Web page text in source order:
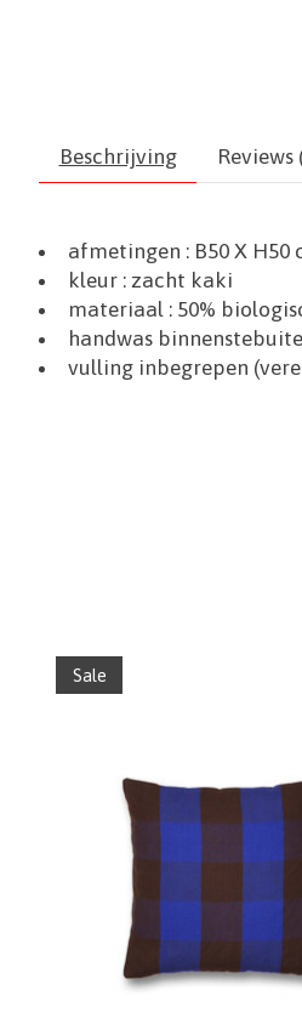
Beschrijving Reviews
afmetingen :B50X H50
kleur : zacht kaki
materiaal :50%
handwas
vulling inbegrepen
Items van productcarrousel
Sale